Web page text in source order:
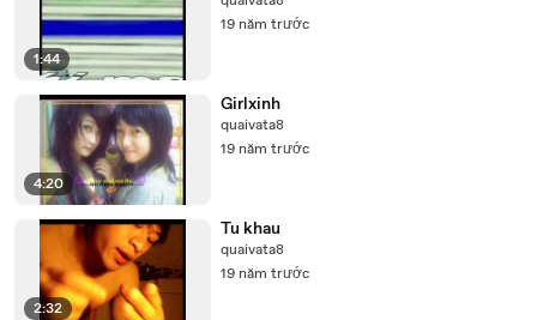
1:44
19 năm trước
4:20
Girlxinh
quaivata8
19 năm trước
2:32
Tu khau
quaivata8
19 năm trước